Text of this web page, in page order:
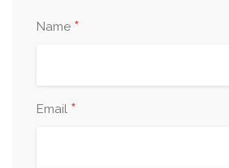
Name *
Email *